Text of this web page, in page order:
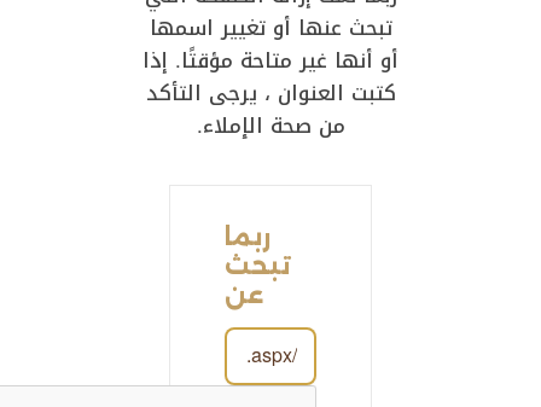
تبحث عنها أو تغيير اسمها
أو أنها غير متاحة مؤقتًا. إذا
كتبت العنوان ، يرجى التأكد
من صحة الإملاء.
ربما
تبحث
عن